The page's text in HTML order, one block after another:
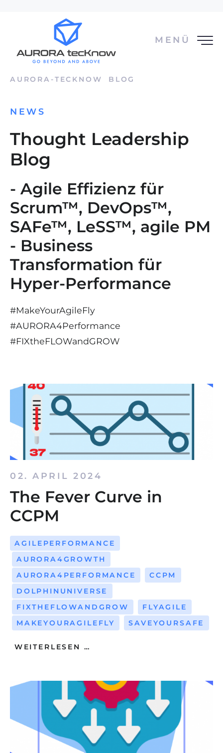
MENÜ
AURORA-TECKNOW BLOG
NEWS
Thought Leadership
Blog
- Agile Effizienz für
Scrum™, DevOps™,
SAFe™, LeSS™, agile PM
- Business
Transformation für
Hyper-Performance
#MakeYourAgileFly
#AURORA4Performance
#FIXtheFLOWandGROW
02. APRIL 2024
The Fever Curve in
CCPM
AGILEPERFORMANCE
AURORA4GROWTH
AURORA4PERFORMANCE
CCPM
DOLPHINUNIVERSE
FIXTHEFLOWANDGROW
FLYAGILE
MAKEYOURAGILEFLY
SAVEYOURSAFE
WEITERLESEN …